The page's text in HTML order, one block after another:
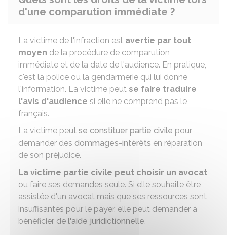
d'une comparution immédiate ?
La victime de l'infraction est avertie par tout
moyen de la procédure de comparution
immédiate et de la date de l'audience. En pratique,
c'est la police ou la gendarmerie qui lui donne
l'information. La victime peut se faire traduire
l'avis d'audience si elle ne comprend pas le
français.
La victime peut se constituer partie civile pour
demander des dommages-intérêts en réparation
de son préjudice.
La victime partie civile peut choisir un avocat
ou faire ses demandes seule. Si elle souhaite être
assistée d'un avocat mais que ses ressources sont
insuffisantes pour le payer, elle peut demander à
bénéficier de l'aide juridictionnelle.